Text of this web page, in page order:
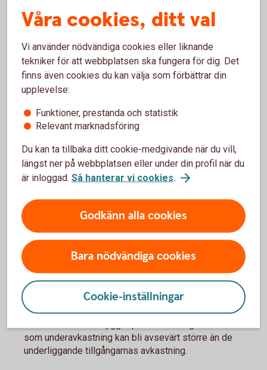
För- och nackdelar med
aktiederivat (optioner)
Fördelar
Kan användas till att skydda ett innehav mot
kursnedgång.
Kan ge en ökad avkastning med en mindre kapitalinsats
än vad som krävs för att göra en motsvarande affär
direkt i den underliggande tillgången.
Nackdelar
Förlustrisken kan vara obegränsad, vid utfärdande utan
innehav av underliggande produkt.
Din maximala förlust för innehavda optioner kan
motsvara hela det satsade kapitalet och risken är
vanligen betydligt större än en placering i de
underliggande tillgångarna.
som underavkastning kan bli avsevärt större än de
underliggande tillgångarnas avkastning.
Våra cookies, ditt val
Vi använder nödvändiga cookies eller liknande
tekniker för att webbplatsen ska fungera för dig. Det
finns även cookies du kan välja som förbättrar din
upplevelse:
Funktioner, prestanda och statistik
Relevant marknadsföring
Du kan ta tillbaka ditt cookie-medgivande när du vill,
längst ner på webbplatsen eller under din profil när du
är inloggad. Så hanterar vi cookies.
Godkänn alla cookies
Bara nödvändiga cookies
Cookie-inställningar